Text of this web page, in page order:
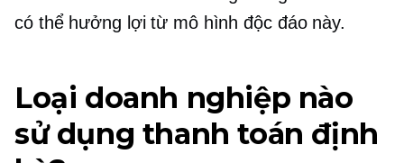
có thể hưởng lợi từ mô hình độc đáo này.
Loại doanh nghiệp nào
sử dụng thanh toán định